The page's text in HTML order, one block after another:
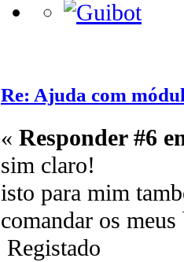
Re: Ajuda com
« Responder #6
sim claro!
isto para mim
comandar os
Registado